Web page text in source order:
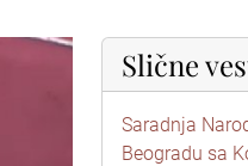
Slične
Saradnja
Beogradu sa